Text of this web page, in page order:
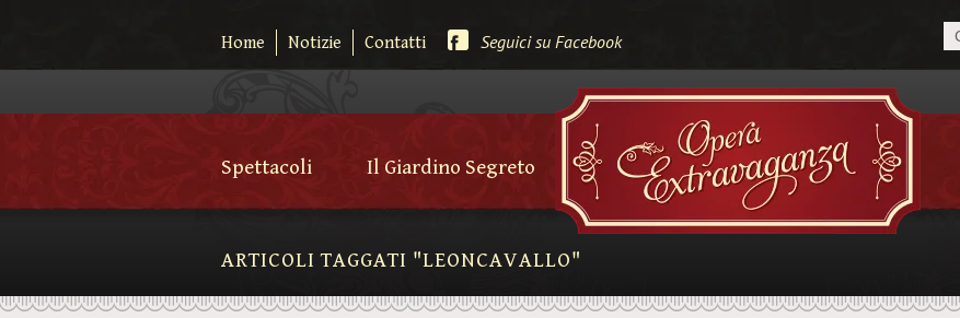
Home Notizie Contatti Seguici su Facebook
Spettacoli Il Giardino Segreto
ARTICOLI TAGGATI "LEONCAVALLO"